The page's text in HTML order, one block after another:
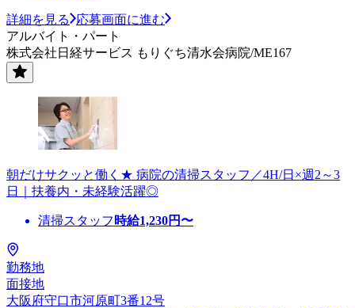
詳細を見る
応募画面に進む
アルバイト・パート
株式会社日経サービス もりぐち清水会病院/ME167
朝だけサクッと働く★ 病院の清掃スタッフ／4H/日×週2～3
日｜扶養内・未経験活躍◎
清掃スタッフ 時給1,230円〜
勤務地
面接地
大阪府守口市河原町3番12号